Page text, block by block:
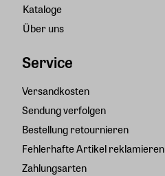
Kataloge
Über uns
Service
Versandkosten
Sendung verfolgen
Bestellung retournieren
Fehlerhafte Artikel reklamieren
Zahlungsarten